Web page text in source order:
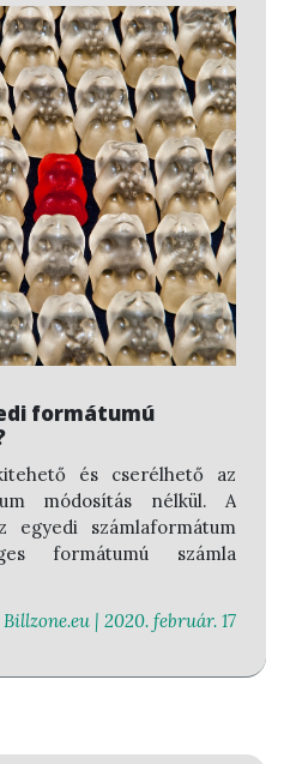
formátumú
és cserélhető az
módosítás nélkül. A
egyedi számlaformátum
formátumú számla
Billzone.eu | 2020. február. 17